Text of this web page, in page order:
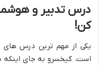
درس تدبیر و
کن!
یکی از مهم ترین درس های
است. کیخسرو به جای اینکه